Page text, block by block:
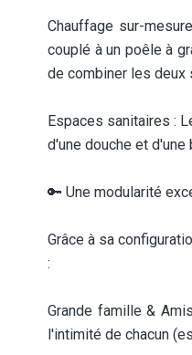
Chauffage sur-
couplé à un poêle à
de combiner les
Espaces sanitaires :
d'une douche et
🔑 Une modularité
Grâce à sa
:
Grande famille &
l'intimité de chacun